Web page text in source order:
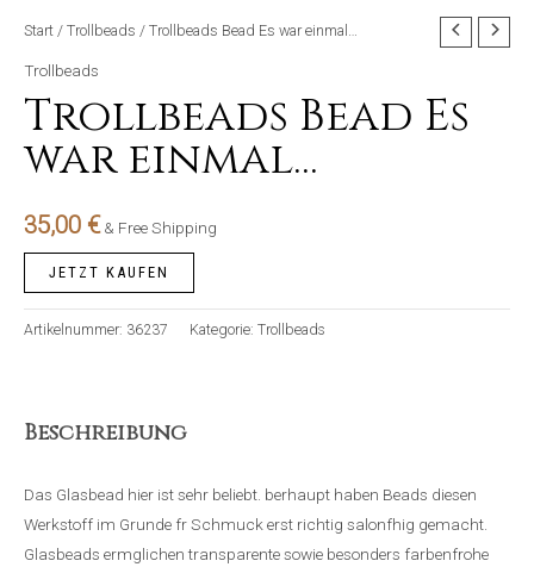
Start / Trollbeads / Trollbeads Bead Es war einmal…
Trollbeads
Trollbeads Bead Es
war einmal…
35,00 € & Free Shipping
JETZT KAUFEN
Artikelnummer: 36237 Kategorie: Trollbeads
Beschreibung
Das Glasbead hier ist sehr beliebt. berhaupt haben Beads diesen
Werkstoff im Grunde fr Schmuck erst richtig salonfhig gemacht.
Glasbeads ermglichen transparente sowie besonders farbenfrohe